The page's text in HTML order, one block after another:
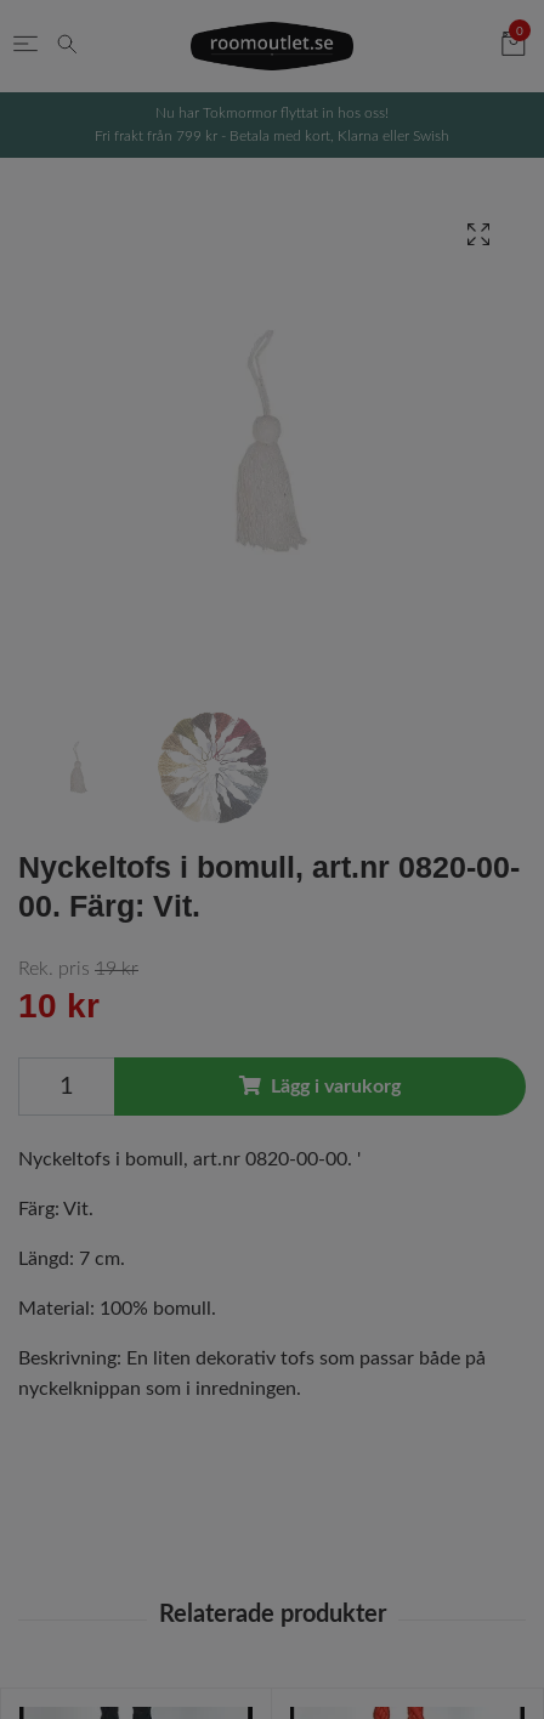
0
Nu har Tokmormor flyttat in hos oss!
Fri frakt från 799 kr - Betala med kort, Klarna eller Swish
Nyckeltofs i bomull, art.nr 0820-00-
00. Färg: Vit.
Rek. pris 19 kr
10 kr
Lägg i varukorg
Nyckeltofs i bomull, art.nr 0820-00-00. '
Färg: Vit.
Längd: 7 cm.
Material: 100% bomull.
Beskrivning: En liten dekorativ tofs som passar både på
nyckelknippan som i inredningen.